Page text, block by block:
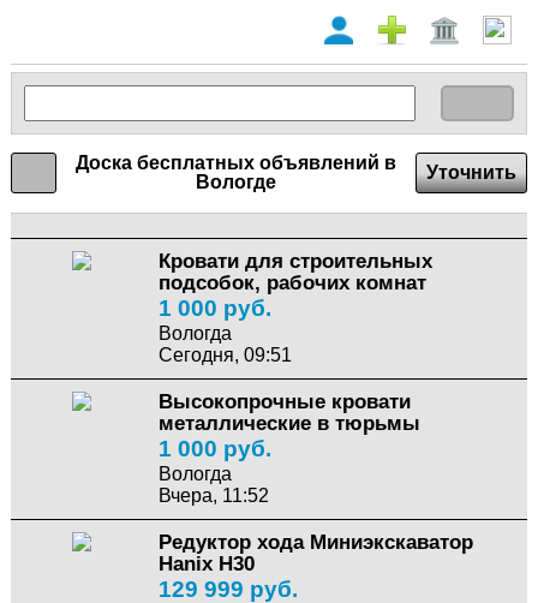
Доска бесплатных объявлений в
Вологде
Уточнить
Кровати для строительных
подсобок, рабочих комнат
1 000 руб.
Вологда
Сегодня, 09:51
Высокопрочные кровати
металлические в тюрьмы
1 000 руб.
Вологда
Вчера, 11:52
Редуктор хода Миниэкскаватор
Hanix H30
129 999 руб.